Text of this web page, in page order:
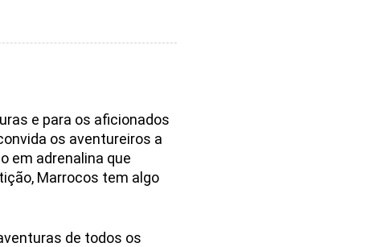
e para os aficionados
os aventureiros a
em adrenalina que
Marrocos tem algo
de todos os